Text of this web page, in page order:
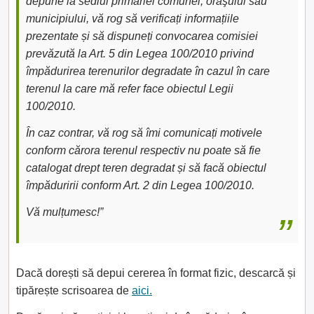
municipiului, vă rog să verificați informațiile
prezentate și să dispuneți convocarea comisiei
prevăzută la Art. 5 din Legea 100/2010 privind
împădurirea terenurilor degradate în cazul în care
terenul la care mă refer face obiectul Legii
100/2010.
În caz contrar, vă rog să îmi comunicați motivele
conform cărora terenul respectiv nu poate să fie
catalogat drept teren degradat și să facă obiectul
împăduririi conform Art. 2 din Legea 100/2010.
Vă mulțumesc!”
Dacă dorești să depui cererea în format fizic, descarcă și
tipărește scrisoarea de aici.